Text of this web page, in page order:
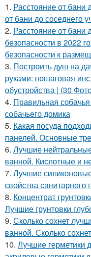
1. Расстояние от бани
от бани до соседнего
2. Расстояние от
безопасности в 2022
безопасности к
3. Построить душ на
руками: пошаговая
обустройства | (30
4. Правильная
собачьего домика
5. Какая посуда
панелей. Основные
6. Лучшие
ванной. Кислотные и
7. Лучшие
свойства санитарного
8. Концентрат
Лучшие грунтовки
9. Сколько сохнет
ванной. Сколько
10. Лучшие герметики